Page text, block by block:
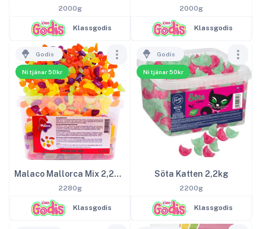
2000g
Klassgodis
2000g
Klassgodis
Ni tjänar 50kr
Godis
Malaco Mallorca Mix 2,28kg
2280g
Klassgodis
Ni tjänar 50kr
Godis
Söta Katten 2,2kg
2200g
Klassgodis